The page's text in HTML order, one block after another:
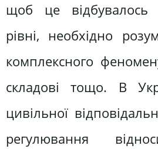
щоб це
рівні, необхідно
комплексного
складові тощо. В
цивільної
регулювання